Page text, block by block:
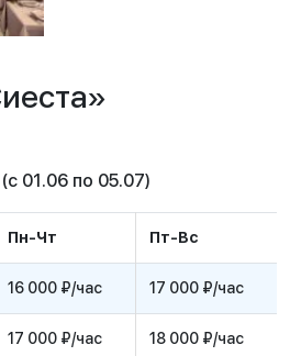
01.06 по 05.07)
Пн-Чт Пт-Вс
16 000 ₽/час 17 000 ₽/час
17 000 ₽/час 18 000 ₽/час